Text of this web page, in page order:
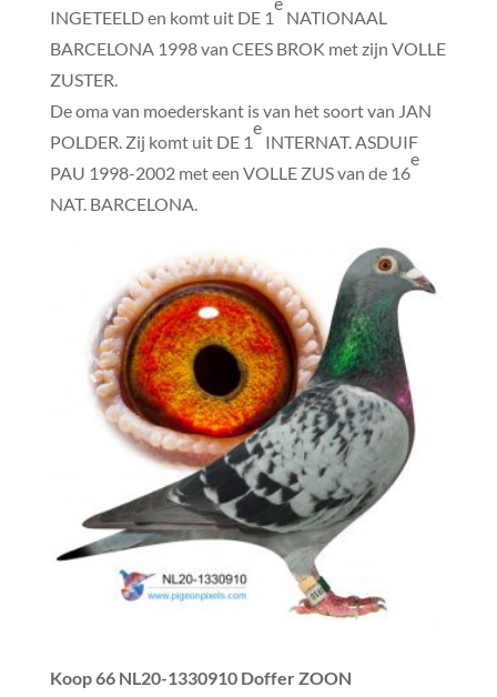
INGETEELD en komt uit DE 1
NATIONAAL
BARCELONA 1998 van CEES BROK met zijn VOLLE
ZUSTER.
De oma van moederskant is van het soort van JAN
POLDER. Zij komt uit DE 1
e
INTERNAT. ASDUIF
PAU 1998-2002 met een VOLLE ZUS van de 16
e
NAT. BARCELONA.
Koop 66 NL20-1330910 Doffer ZOON